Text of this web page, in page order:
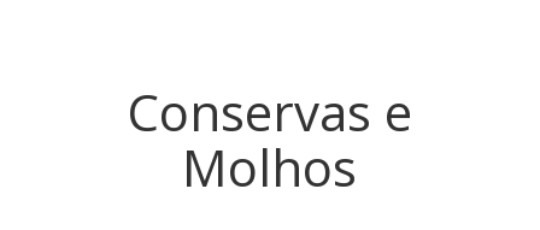
Conservas e
Molhos